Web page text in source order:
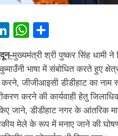
LinkedIn
WhatsApp
मुख्यमंत्री श्री पुष्कर सिंह धामी
भाषा में संबोधित करते हुए
करने, जीजीआइसी डीडीहाट का
करने की कार्यवाही हेतु
जाने, डीडीहाट नगर के आंतरिक
मेले के रूप में मनाए जाने की